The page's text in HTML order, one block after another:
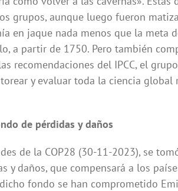
grupos, aunque luego fueron
en jaque nada menos que la meta
a partir de 1750. Pero también
recomendaciones del IPCC, el
y evaluar toda la ciencia global
de pérdidas y daños
de la COP28 (30-11-2023), se
y daños, que compensará a los
fondo se han comprometido